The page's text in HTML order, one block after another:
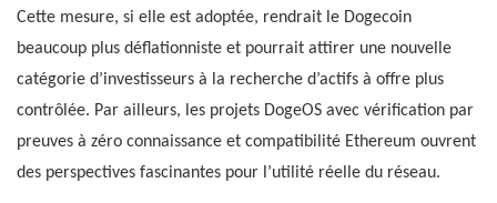
Cette mesure, si elle est adoptée, rendrait le Dogecoin
beaucoup plus déflationniste et pourrait attirer une nouvelle
catégorie d’investisseurs à la recherche d’actifs à offre plus
contrôlée. Par ailleurs, les projets DogeOS avec vérification par
preuves à zéro connaissance et compatibilité Ethereum ouvrent
des perspectives fascinantes pour l’utilité réelle du réseau.